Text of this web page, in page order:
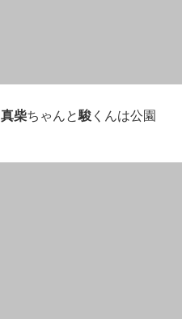
真柴ちゃんと駿くんは公園